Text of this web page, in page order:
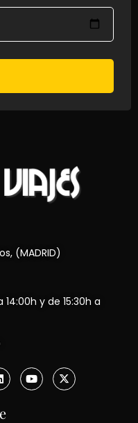
(MADRID)
y de 15:30h a